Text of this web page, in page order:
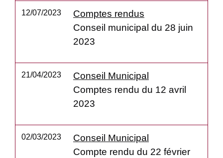
12/07/2023
Comptes rendus
Conseil municipal du 28 juin
2023
21/04/2023
Conseil Municipal
Comptes rendu du 12 avril
2023
02/03/2023
Conseil Municipal
Compte rendu du 22 février